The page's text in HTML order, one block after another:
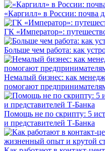
«Каргилл» в России: почва
ГК «Император»:
Больше чем работа: как
Немалый бизнес: как
помогают
Помощь не по скрипту: 5
и представителей Т-Банка